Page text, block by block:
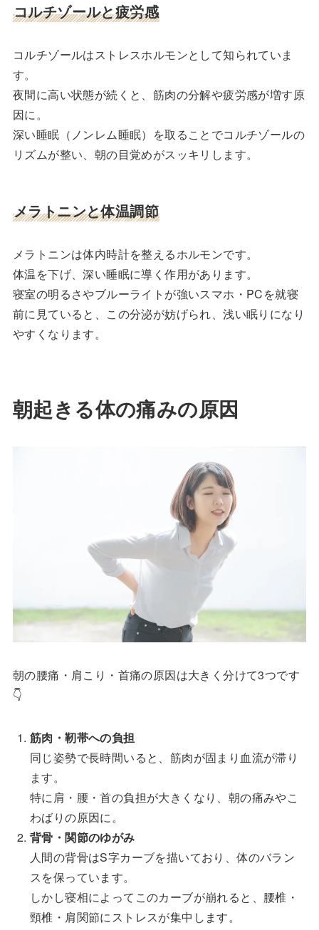
コルチゾールと疲労感
コルチゾールはストレスホルモンとして知られていま
す。
夜間に高い状態が続くと、筋肉の分解や疲労感が増す原
因に。
深い睡眠（ノンレム睡眠）を取ることでコルチゾールの
リズムが整い、朝の目覚めがスッキリします。
メラトニンと体温調節
メラトニンは体内時計を整えるホルモンです。
体温を下げ、深い睡眠に導く作用があります。
寝室の明るさやブルーライトが強いスマホ・PCを就寝
前に見ていると、この分泌が妨げられ、浅い眠りになり
やすくなります。
朝起きる体の痛みの原因
朝の腰痛・肩こり・首痛の原因は大きく分けて3つです
👇
筋肉・靭帯への負担
同じ姿勢で長時間いると、筋肉が固まり血流が滞り
ます。
特に肩・腰・首の負担が大きくなり、朝の痛みやこ
わばりの原因に。
背骨・関節のゆがみ
人間の背骨はS字カーブを描いており、体のバラン
スを保っています。
しかし寝相によってこのカーブが崩れると、腰椎・
頸椎・肩関節にストレスが集中します。